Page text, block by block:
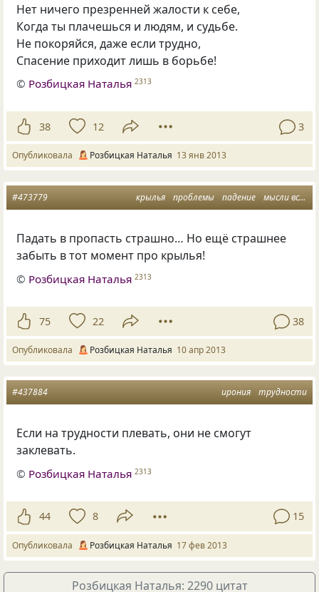
Нет ничего презренней жалости к себе,
Когда ты плачешься и людям, и судьбе.
Не покоряйся, даже если трудно,
Спасение приходит лишь в борьбе!
© Розбицкая Наталья 2313
38 12 3
Опубликовала Розбицкая Наталья 13 янв 2013
крылья проблемы падение мысли вслух
#473779
Падать в пропасть страшно… Но ещё страшнее
забыть в тот момент про крылья!
© Розбицкая Наталья 2313
75 22 38
Опубликовала Розбицкая Наталья 10 апр 2013
ирония трудности
#437884
Если на трудности плевать, они не смогут
заклевать.
© Розбицкая Наталья 2313
44 8 15
Опубликовала Розбицкая Наталья 17 фев 2013
Розбицкая Наталья: 2290 цитат